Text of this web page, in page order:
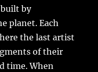
built by
planet. Each
the last artist
of their
time. When